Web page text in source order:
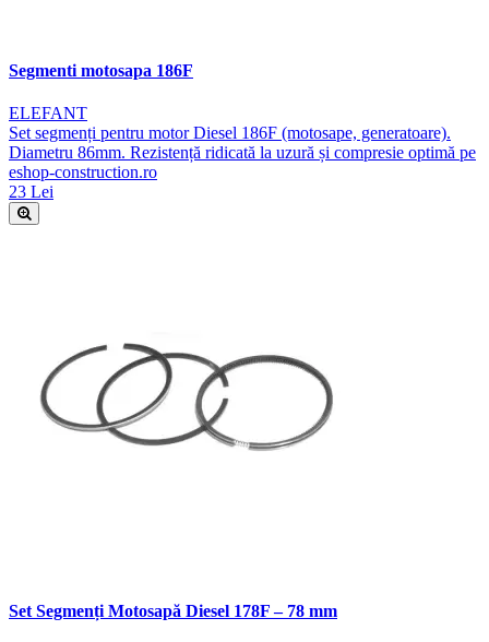
Segmenti motosapa 186F
ELEFANT
Set segmenți pentru motor Diesel 186F (motosape, generatoare).
Diametru 86mm. Rezistență ridicată la uzură și compresie optimă pe
eshop-construction.ro
23 Lei
Set Segmenți Motosapă Diesel 178F – 78 mm